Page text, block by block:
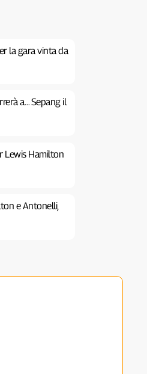
la gara vinta da
a… Sepang il
Lewis Hamilton
e Antonelli,